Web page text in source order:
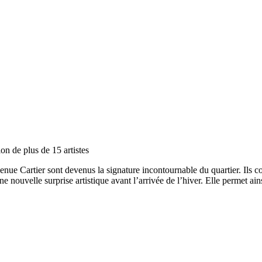
de plus de 15 artistes
Cartier sont devenus la signature incontournable du quartier. Ils
nouvelle surprise artistique avant l’arrivée de l’hiver. Elle permet